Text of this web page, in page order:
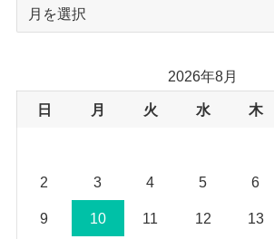
ブ
2026年8月
日 月 火 水 木
2 3 4 5 6
9 10 11 12 13